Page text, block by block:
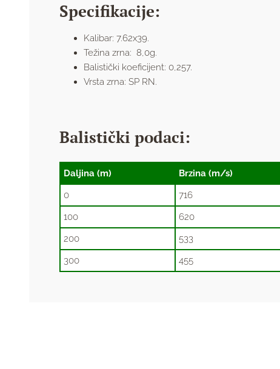
Specifikacije:
Kalibar: 7.62x39.
Težina zrna: 8,0g.
Balistički koeficijent: 0,257.
Vrsta zrna: SP RN.
Balistički podaci:
Daljina (m) Brzina (m/s)
0
716
100
620
200
533
300
455